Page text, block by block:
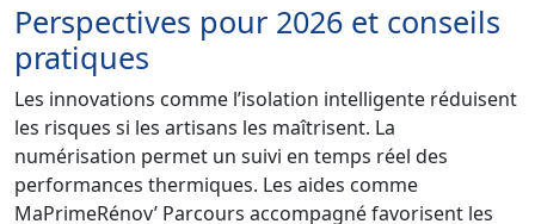
Perspectives pour 2026 et conseils
pratiques
Les innovations comme l’isolation intelligente réduisent
les risques si les artisans les maîtrisent. La
numérisation permet un suivi en temps réel des
performances thermiques. Les aides comme
MaPrimeRénov’ Parcours accompagné favorisent les